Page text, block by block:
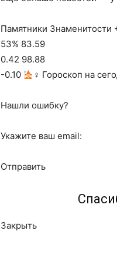
Памятники Знаменитости
53% 83.59
0.42 98.88
-0.10
‍♀ Гороскоп на
Нашли ошибку?
Укажите ваш email:
Отправить
Закрыть